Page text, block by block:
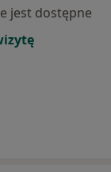
jest dostępne